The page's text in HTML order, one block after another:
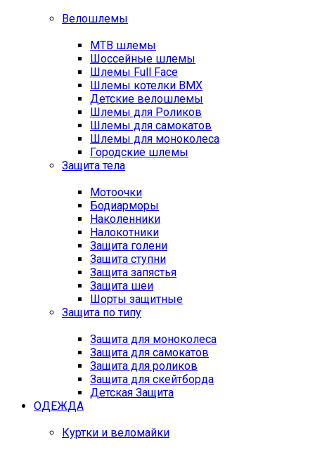
Велошлемы
MTB шлемы
Шоссейные шлемы
Шлемы Full Face
Шлемы котелки BMX
Детские велошлемы
Шлемы для Роликов
Шлемы для самокатов
Шлемы для моноколеса
Городские шлемы
Защита тела
Мотоочки
Бодиарморы
Наколенники
Налокотники
Защита голени
Защита ступни
Защита запястья
Защита шеи
Шорты защитные
Защита по типу
Защита для моноколеса
Защита для самокатов
Защита для роликов
Защита для скейтборда
Детская Защита
ОДЕЖДА
Куртки и веломайки